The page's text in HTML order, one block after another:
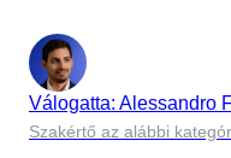
Válogatta: Alessandro
Szakértő az alábbi